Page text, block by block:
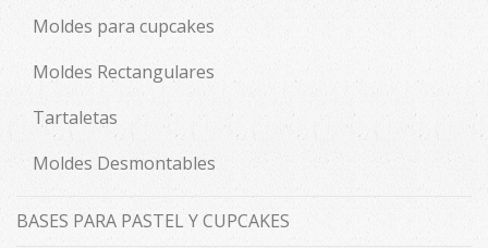
Moldes para cupcakes
Moldes Rectangulares
Tartaletas
Moldes Desmontables
BASES PARA PASTEL Y CUPCAKES